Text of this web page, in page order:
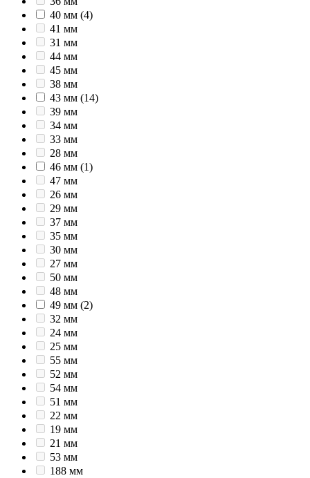
40 мм (4)
41 мм
31 мм
44 мм
45 мм
38 мм
43 мм (14)
39 мм
34 мм
33 мм
28 мм
46 мм (1)
47 мм
26 мм
29 мм
37 мм
35 мм
30 мм
27 мм
50 мм
48 мм
49 мм (2)
32 мм
24 мм
25 мм
55 мм
52 мм
54 мм
51 мм
22 мм
19 мм
21 мм
53 мм
188 мм